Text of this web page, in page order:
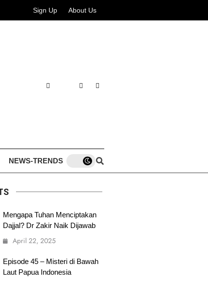
Sign Up About Us
NEWS-TRENDS
Mengapa Tuhan Menciptakan
Dajjal? Dr Zakir Naik Dijawab
April 22, 2025
Episode 45 – Misteri di Bawah
Laut Papua Indonesia